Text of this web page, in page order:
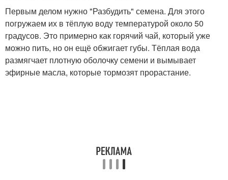
Первым делом нужно "Разбудить" семена. Для этого
погружаем их в тёплую воду температурой около 50
градусов. Это примерно как горячий чай, который уже
можно пить, но он ещё обжигает губы. Тёплая вода
размягчает плотную оболочку семени и вымывает
эфирные масла, которые тормозят прорастание.